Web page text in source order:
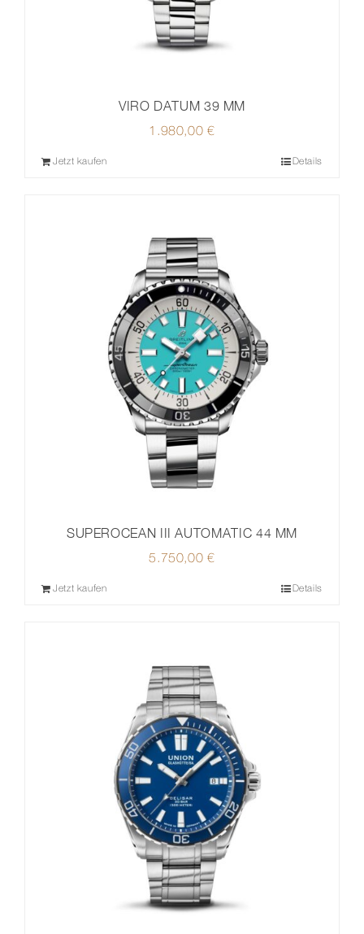
VIRO DATUM 39 MM
1.980,00€
Jetzt kaufen Details
SUPEROCEAN III AUTOMATIC 44 MM
5.750,00€
Jetzt kaufen Details